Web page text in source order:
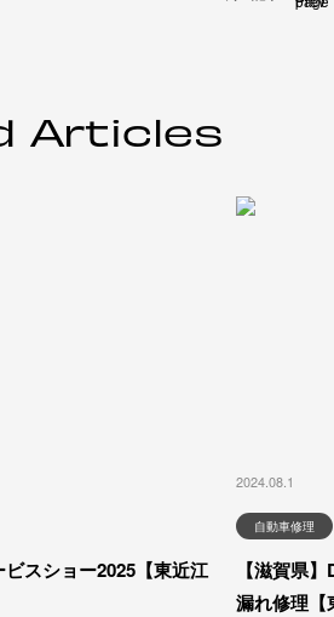
Articles
ビスショー2025【東近江
2024.08.1
自動車修理
【滋賀県
漏れ修理【